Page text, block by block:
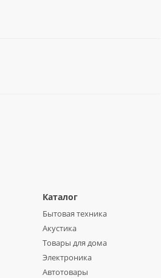
Каталог
Бытовая техника
Акустика
Товары для дома
Электроника
Автотовары